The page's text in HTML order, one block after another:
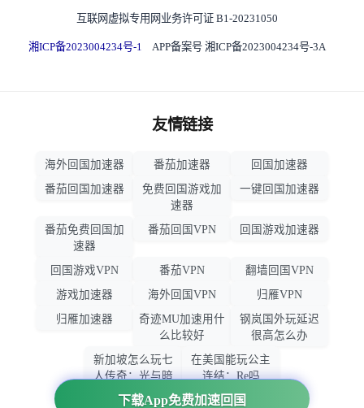
下载App免费加速回国
互联网虚拟专用网业务许可证 B1-20231050
湘ICP备2023004234号-1 APP备案号 湘ICP备2023004234号-3A
友情链接
海外回国加速器 番茄加速器
回国加速器
番茄回国加速器
免费回国游戏加
速器
一键回国加速器
番茄免费回国加
速器
番茄回国VPN 回国游戏加速器
回国游戏VPN 番茄VPN
翻墙回国VPN
游戏加速器
海外回国VPN
归雁VPN
归雁加速器
奇迹MU加速用什
么比较好
钢岚国外玩延迟
很高怎么办
新加坡怎么玩七
人传奇：光与暗
之交战
在美国能玩公主
连结：Re吗